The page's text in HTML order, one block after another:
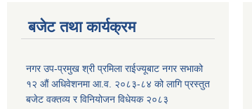
बजेट तथा कार्यक्रम
नगर उप-प्रमुख श्री प्रमिला राईज्यूबाट नगर सभाको
१२ ‍औं अधिवेशनमा आ.व. २०८३-८४ को लागि प्रस्तुत
बजेट वक्तव्य र विनियोजन विधेयक २०८३